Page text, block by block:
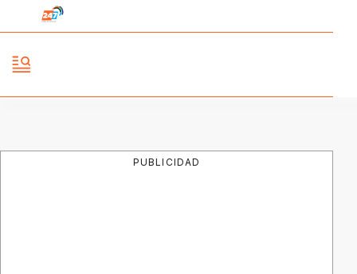
PUBLICIDAD